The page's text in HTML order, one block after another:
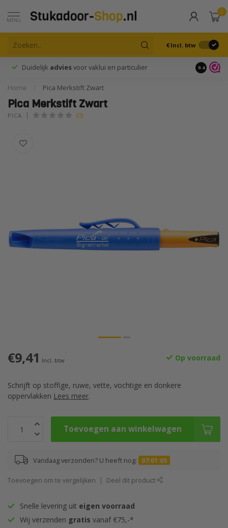
MENU
0
€ Incl. btw
Duidelijk adviesvoor vaklui en particulier 9.4
Home Pica Merkstift Zwart
Pica Merkstift Zwart
PICA (0)
€9,41 Incl. btw Op voorraad
Schrijft op stoffige, ruwe, vette, vochtige en donkere
oppervlakken Lees meer.
Toevoegen aan winkelwagen
Vandaag verzonden? U heeft nog: 07:01:04
Toevoegen om te vergelijken Deel dit product
Snelle levering uit eigen voorraad
Wij verzenden gratis vanaf €75,-*